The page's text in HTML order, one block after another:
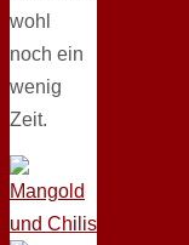
wohl
noch ein
wenig
Zeit.